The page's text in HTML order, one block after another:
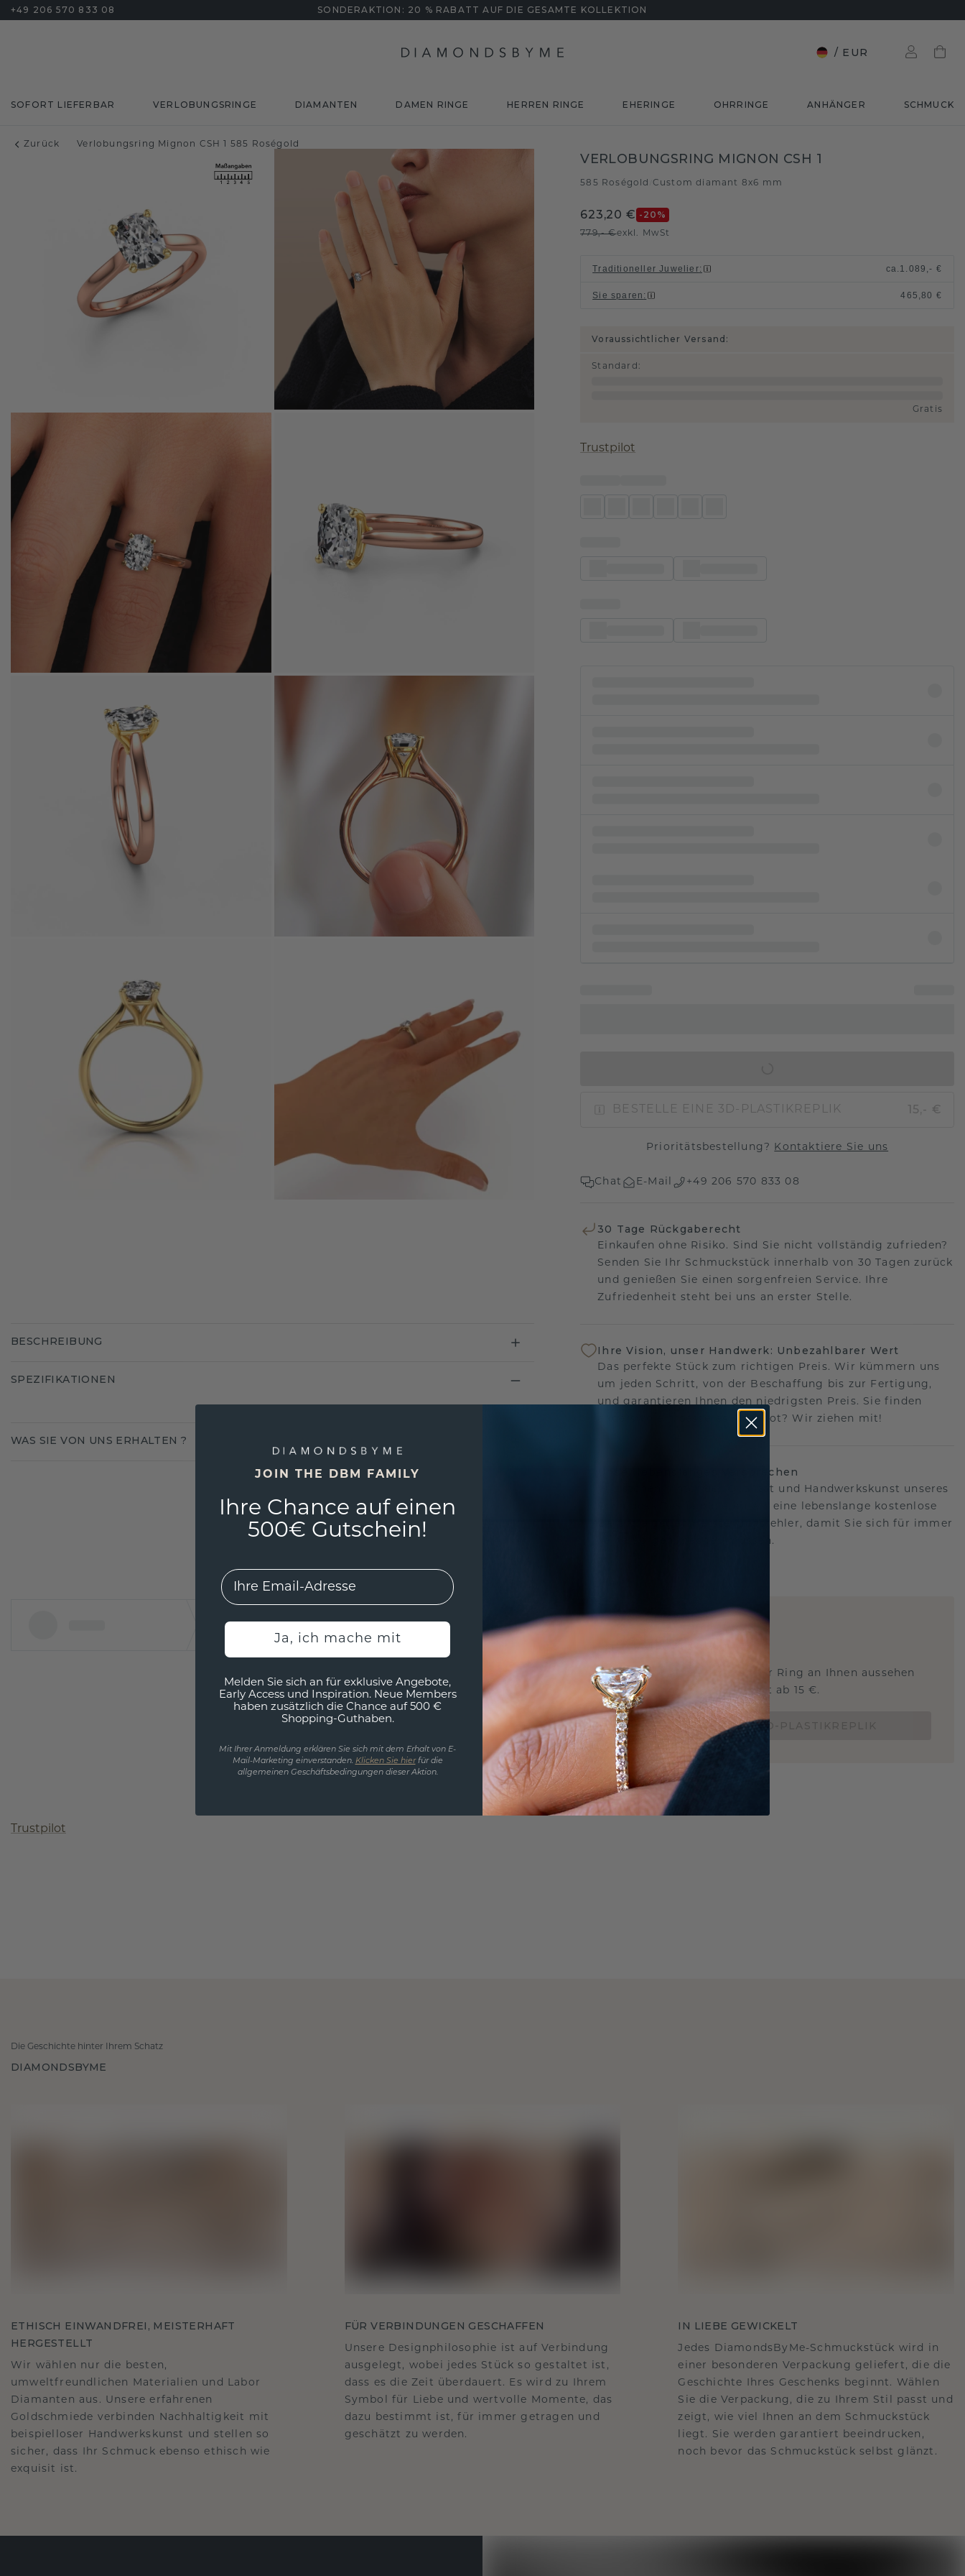
+49 206 570 833 08 SONDERAKTION: 20 % RABATT AUF DIE GESAMTE KOLLEKTION
/ EUR
SOFORT LIEFERBAR VERLOBUNGSRINGE DIAMANTEN DAMEN RINGE HERREN RINGE EHERINGE OHRRINGE ANHÄNGER SCHMUCK
Zurück Verlobungsring Mignon CSH 1 585 Roségold
VERLOBUNGSRING MIGNON CSH 1
585 Roségold Custom diamant 8x6 mm
623,20 € -20 %
779,- €exkl. MwSt
Traditioneller Juwelier: ca. 1.089,- €
Sie sparen : 465,80 €
Voraussichtlicher Versand:
Standard :
Gratis
Trustpilot
BESTELLE EINE 3D-PLASTIKREPLIK 15,- €
Prioritätsbestellung? Kontaktiere Sie uns
Chat E-Mail +49 206 570 833 08
30 Tage Rückgaberecht
Einkaufen ohne Risiko. Sind Sie nicht vollständig zufrieden?
Senden Sie Ihr Schmuckstück innerhalb von 30 Tagen zurück
und genießen Sie einen sorgenfreien Service. Ihre
Zufriedenheit steht bei uns an erster Stelle.
Ihre Vision, unser Handwerk: Unbezahlbarer Wert
Das perfekte Stück zum richtigen Preis. Wir kümmern uns
um jeden Schritt, von der Beschaffung bis zur Fertigung,
und garantieren Ihnen den niedrigsten Preis. Sie finden
anderswo ein besseres Angebot? Wir ziehen mit!
Unser lebenslanges Versprechen
Wir stehen hinter der Qualität und Handwerkskunst unseres
Schmucks.Deshalb bieten wir eine lebenslange kostenlose
Garantie gegen Herstellungsfehler, damit Sie sich für immer
keine Sorgen machen müssen.
EINZIGARTIG!
3D MUSTERSCHMUCK
Wollen Sie wissen, wie dieser Ring an Ihnen aussehen
würde und ob er passt? Jetzt ab 15 €.
BESTELLE EINE 3D-PLASTIKREPLIK
BESCHREIBUNG
SPEZIFIKATIONEN
WAS SIE VON UNS ERHALTEN ?
Trustpilot
Die Geschichte hinter Ihrem Schatz
DIAMONDSBYME
ETHISCH EINWANDFREI, MEISTERHAFT
HERGESTELLT
Wir wählen nur die besten,
umweltfreundlichen Materialien und Labor
Diamanten aus. Unsere erfahrenen
Goldschmiede verbinden Nachhaltigkeit mit
beispielloser Handwerkskunst und stellen so
sicher, dass Ihr Schmuck ebenso ethisch wie
exquisit ist.
FÜR VERBINDUNGEN GESCHAFFEN
Unsere Designphilosophie ist auf Verbindung
ausgelegt, wobei jedes Stück so gestaltet ist,
dass es die Zeit überdauert. Es wird zu Ihrem
Symbol für Liebe und wertvolle Momente, das
dazu bestimmt ist, für immer getragen und
geschätzt zu werden.
IN LIEBE GEWICKELT
Jedes DiamondsByMe-Schmuckstück wird in
einer besonderen Verpackung geliefert, die die
Geschichte Ihres Geschenks beginnt. Wählen
Sie die Verpackung, die zu Ihrem Stil passt und
zeigt, wie viel Ihnen an dem Schmuckstück
liegt. Sie werden garantiert beeindrucken,
noch bevor das Schmuckstück selbst glänzt.
JOIN THE DBM FAMILY
Ihre Chance auf einen
500€ Gutschein!
EMail
Ja, ich mache mit
Melden Sie sich an für exklusive Angebote,
Early Access und Inspiration. Neue Members
haben zusätzlich die Chance auf 500 €
Shopping-Guthaben.
Mit Ihrer Anmeldung erklären Sie sich mit dem Erhalt von E-
Mail-Marketing einverstanden. Klicken Sie hierfür die
allgemeinen Geschäftsbedingungen dieser Aktion.